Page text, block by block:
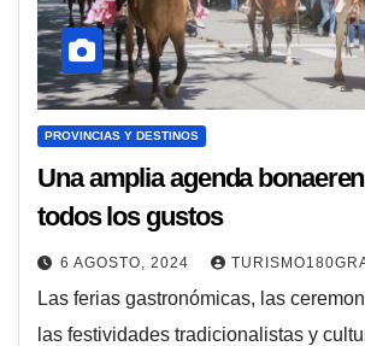
PROVINCIAS Y DESTINOS
Una amplia agenda
todos los gustos
6 AGOSTO, 2024
Las ferias gastronómicas, las
las festividades tradicionalistas y